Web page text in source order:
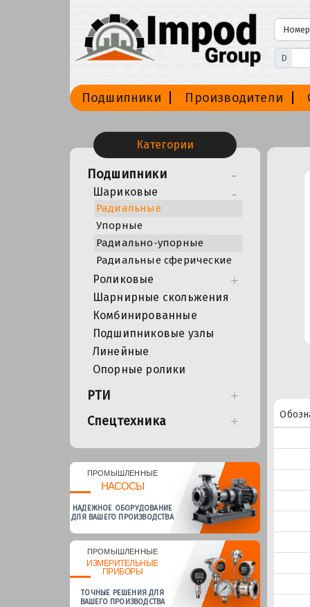
D
Подшипники Производители
Категории
Подшипники
Шариковые
Радиальные
Упорные
Радиально-упорные
Радиальные сферические
Роликовые
Шарнирные скольжения
Комбинированные
Подшипниковые узлы
Линейные
Опорные ролики
РТИ
Спецтехника
ПРОМЫШЛЕННЫЕ
НАСОСЫ
НАДЕЖНОЕ ОБОРУДОВАНИЕ
ДЛЯ ВАШЕГО ПРОИЗВОДСТВА
ПРОМЫШЛЕННЫЕ
ИЗМЕРИТЕЛЬНЫЕ
ПРИБОРЫ
ТОЧНЫЕ РЕШЕНИЯ ДЛЯ
ВАШЕГО ПРОИЗВОДСТВА